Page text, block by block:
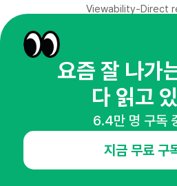
Viewability-Direct
마그나(Magna), IPG Media,
동발간한 보고서에 따르면 시청시
(Percent-on-screen)이 증가하면
또한,
비디오광고의 뷰어빌러티
까지 증가하게 되면 그결과 80% 이
요즘 잘 나가
다 읽고
6.4만 명 구독
지금 무료 구